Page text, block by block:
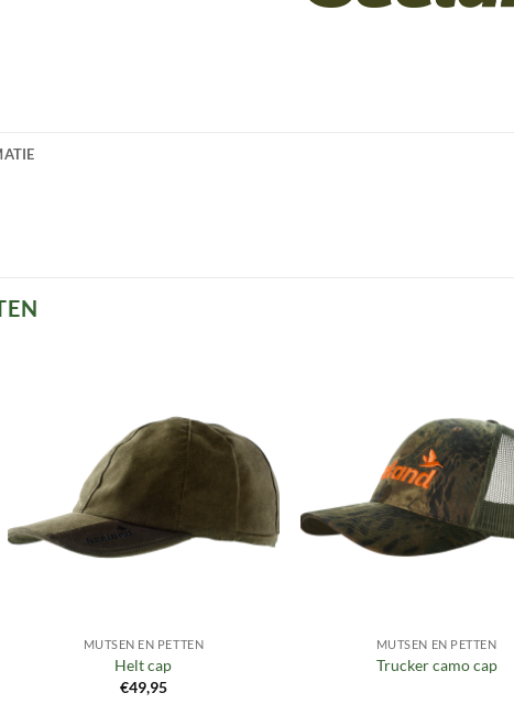
aan
verlanglijst
MUTSEN EN PETTEN
Helt cap
€49,95
MUTSEN EN PETTEN
Trucker camo cap